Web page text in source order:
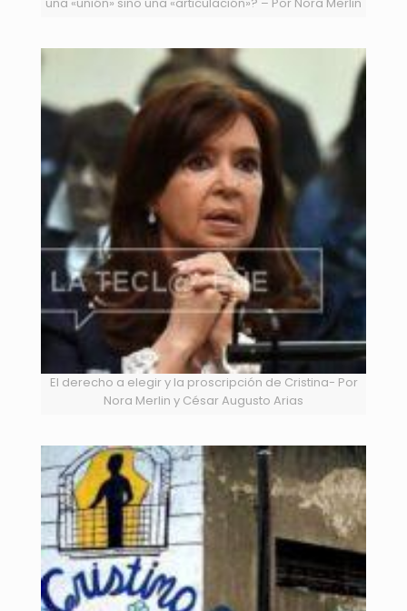
El derecho a elegir y la proscripción de Cristina- Por
Nora Merlin y César Augusto Arias